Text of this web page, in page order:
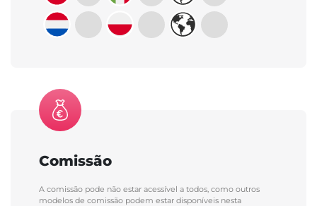
Comissão
A comissão pode não estar acessível a todos, como outros
modelos de comissão podem estar disponíveis nesta